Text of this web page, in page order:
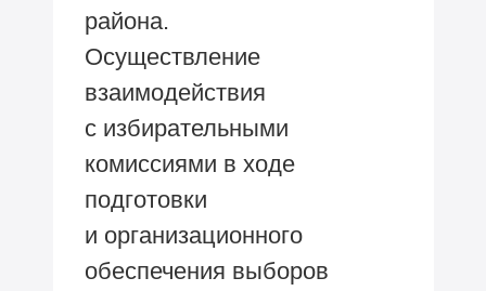
района.
Осуществление
взаимодействия
с избирательными
комиссиями в ходе
подготовки
и организационного
обеспечения выборов